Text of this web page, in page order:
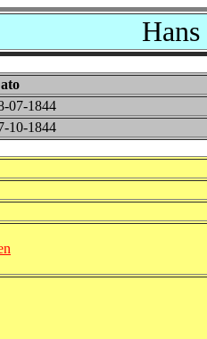
Hans
07-1844
10-1844